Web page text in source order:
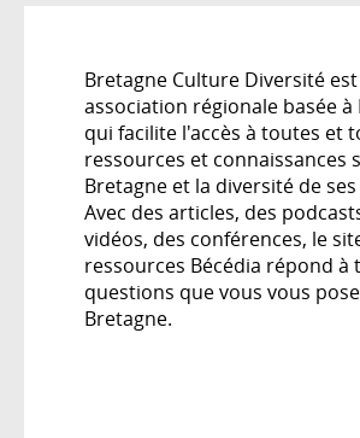
Bretagne Culture Diversité
association régionale basée à
qui facilite l'accès à toutes et
ressources et connaissances
Bretagne et la diversité de
Avec des articles, des
vidéos, des conférences, le
ressources Bécédia répond à
questions que vous vous
Bretagne.